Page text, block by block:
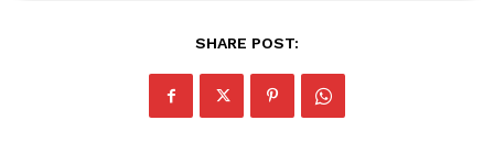
News Week
Magazine PRO
SHARE POST: